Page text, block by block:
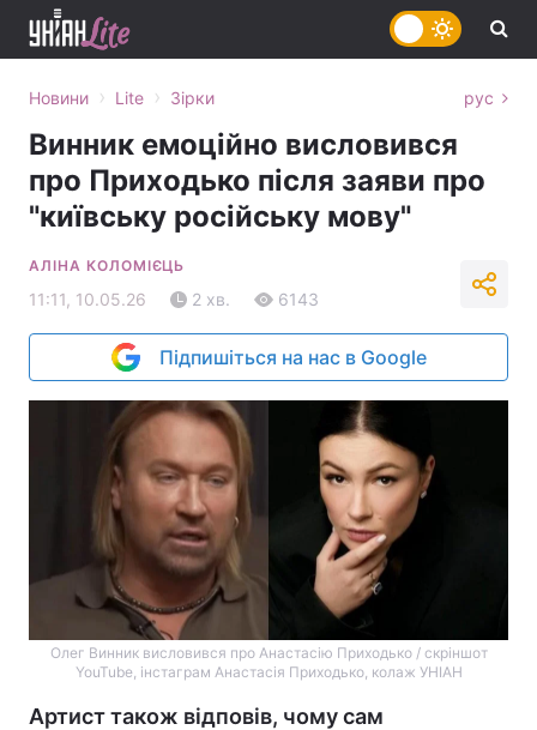
Новини › Lite › Зірки рус
Винник емоційно висловився
про Приходько після заяви про
"київську російську мову"
АЛІНА КОЛОМІЄЦЬ
11:11, 10.05.26 2 хв. 6143
Підпишіться на нас в Google
Олег Винник висловився про Анастасію Приходько / скріншот
YouTube, інстаграм Анастасія Приходько, колаж УНІАН
Артист також відповів, чому сам